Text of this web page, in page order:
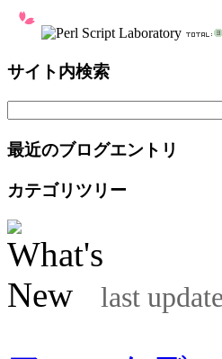
サイト内検索
最近のブログエントリ
カテゴリツリー
last